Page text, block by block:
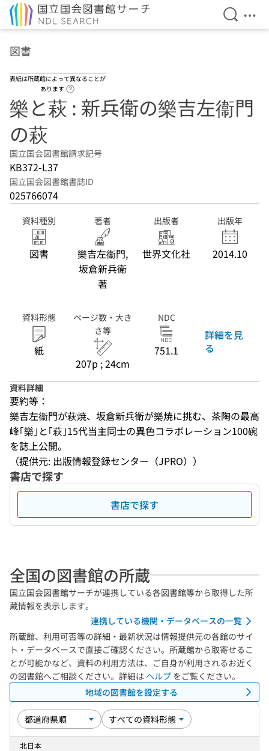
検索を
メ
図書
表紙は所蔵館によって異なることが
あります
樂と萩 : 新兵衛の樂吉左衞門
の萩
国立国会図書館請求記号
KB372-L37
国立国会図書館書誌ID
025766074
資料種別
図書
著者
樂吉左衞門,
坂倉新兵衛
著
出版者
世界文化社
出版年
2014.10
資料形態
紙
ページ数・大き
さ等
207p ; 24cm
NDC
751.1
詳細を見
る
資料詳細
要約等：
樂吉左衞門が萩焼、坂倉新兵衛が樂焼に挑む、茶陶の最高
峰｢樂｣と｢萩｣15代当主同士の異色コラボレーション100碗
を誌上公開。
（提供元: 出版情報登録センター（JPRO））
書店で探す
書店で探す
全国の図書館の所蔵
国立国会図書館サーチが連携している各図書館等から取得した所
蔵情報を表示します。
連携している機関・データベースの一覧
所蔵館、利用可否等の詳細・最新状況は情報提供元の各館のサイ
ト・データベースで直接ご確認ください。所蔵館から取寄せるこ
とが可能かなど、資料の利用方法は、ご自身が利用されるお近く
の図書館へご相談ください。詳細は ヘルプ をご覧ください。
地域の図書館を設定する
北日本